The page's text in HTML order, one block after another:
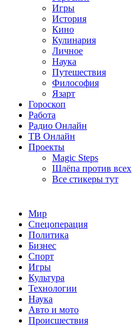
Игры
История
Кино
Кулинария
Личное
Наука
Путешествия
Философия
Язарт
Гороскоп
Работа
Радио Онлайн
ТВ Онлайн
Проекты
Magic Steps
Шлёпа против всех
Все стикеры тут
Мир
Спецоперация
Политика
Бизнес
Спорт
Игры
Культура
Технологии
Наука
Авто и мото
Происшествия